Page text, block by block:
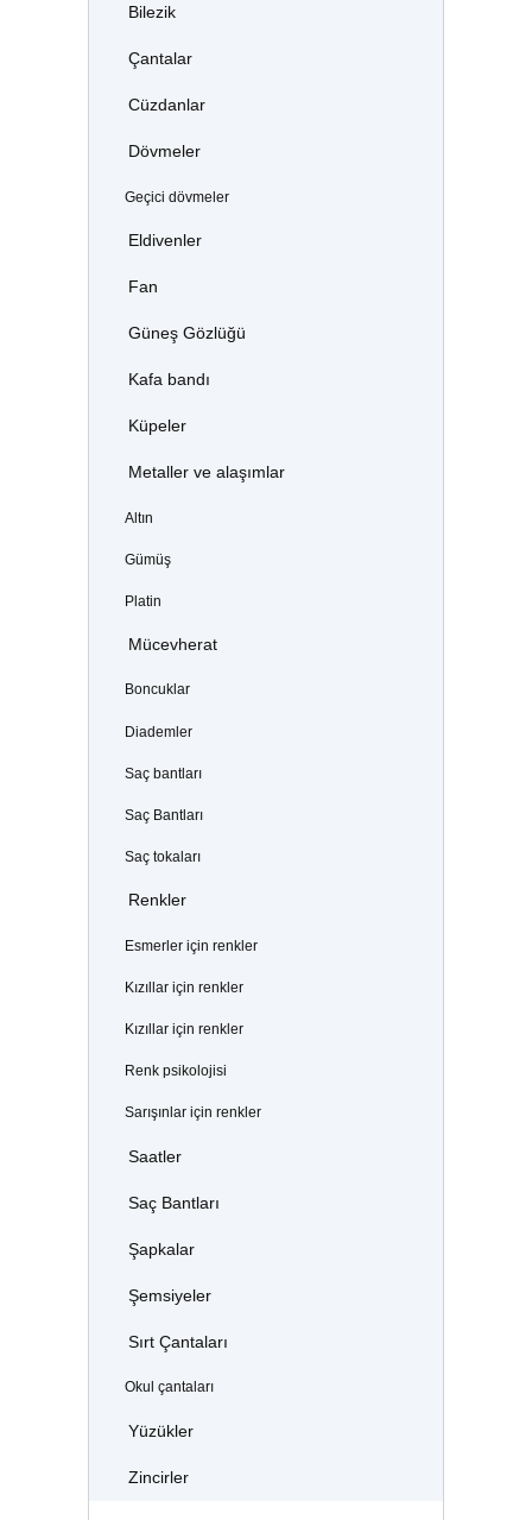
Bilezik
Çantalar
Cüzdanlar
Dövmeler
Geçici dövmeler
Eldivenler
Fan
Güneş Gözlüğü
Kafa bandı
Küpeler
Metaller ve alaşımlar
Altın
Gümüş
Platin
Mücevherat
Boncuklar
Diademler
Saç bantları
Saç Bantları
Saç tokaları
Renkler
Esmerler için renkler
Kızıllar için renkler
Kızıllar için renkler
Renk psikolojisi
Sarışınlar için renkler
Saatler
Saç Bantları
Şapkalar
Şemsiyeler
Sırt Çantaları
Okul çantaları
Yüzükler
Zincirler